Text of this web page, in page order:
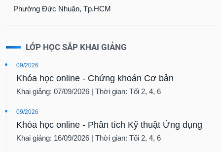
Phường Đức Nhuận, Tp.HCM
LỚP HỌC SẮP KHAI GIẢNG
09/2026
Khóa học online - Chứng khoán Cơ bản
Khai giảng: 07/09/2026 | Thời gian: Tối 2, 4, 6
09/2026
Khóa học online - Phân tích Kỹ thuật Ứng dụng
Khai giảng: 16/09/2026 | Thời gian: Tối 2, 4, 6